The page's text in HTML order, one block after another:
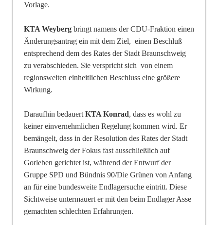
Vorlage.
KTA Weybergbringt namens der CDU-Fraktion einen
Änderungsantrag ein mit dem Ziel, einen Beschluß
entsprechend dem des Rates der Stadt Braunschweig
zu verabschieden. Sie verspricht sich von einem
regionsweiten einheitlichen Beschluss eine größere
Wirkung.
Daraufhin bedauert KTA Konrad, dass es wohl zu
keiner einvernehmlichen Regelung kommen wird. Er
bemängelt, dass in der Resolution des Rates der Stadt
Braunschweig der Fokus fast ausschließlich auf
Gorleben gerichtet ist, während der Entwurf der
Gruppe SPD und Bündnis 90/Die Grünen von Anfang
an für eine bundesweite Endlagersuche eintritt. Diese
Sichtweise untermauert er mit den beim Endlager Asse
gemachten schlechten Erfahrungen.